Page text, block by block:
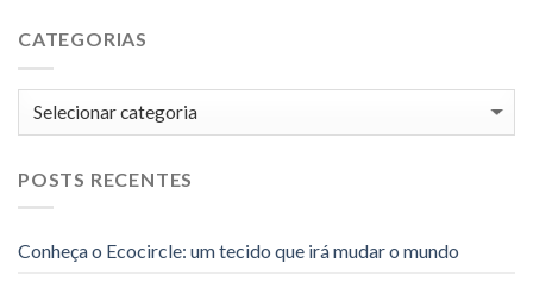
CATEGORIAS
Categorias
POSTS RECENTES
Conheça o Ecocircle: um tecido que irá mudar o mundo